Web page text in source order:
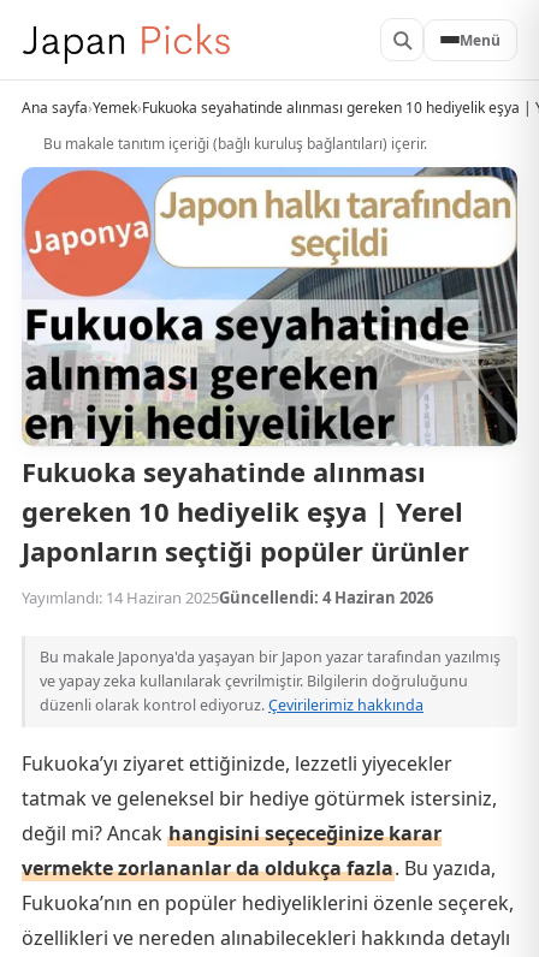
Menü
Ana sayfa›Yemek›Fukuoka seyahatinde alınması gereken 10 hediyelik eşya
Bu makale tanıtım içeriği (bağlı kuruluş bağlantıları) içerir.
Fukuoka seyahatinde alınması
gereken 10 hediyelik eşya | Yerel
Japonların seçtiği popüler ürünler
Yayımlandı: 14 Haziran 2025Güncellendi: 4 Haziran 2026
Bu makale Japonya'da yaşayan bir Japon yazar tarafından yazılmış
ve yapay zeka kullanılarak çevrilmiştir. Bilgilerin doğruluğunu
düzenli olarak kontrol ediyoruz.Çevirilerimiz hakkında
Fukuoka’yı ziyaret ettiğinizde, lezzetli yiyecekler
tatmak ve geleneksel bir hediye götürmek istersiniz,
değil mi? Ancak hangisini seçeceğinize karar
vermekte zorlananlar da oldukça fazla. Bu yazıda,
Fukuoka’nın en popüler hediyeliklerini özenle seçerek,
özellikleri ve nereden alınabilecekleri hakkında detaylı